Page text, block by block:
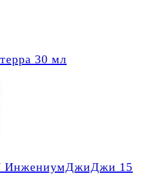
30 мл
ИнжениумДжиДжи 15